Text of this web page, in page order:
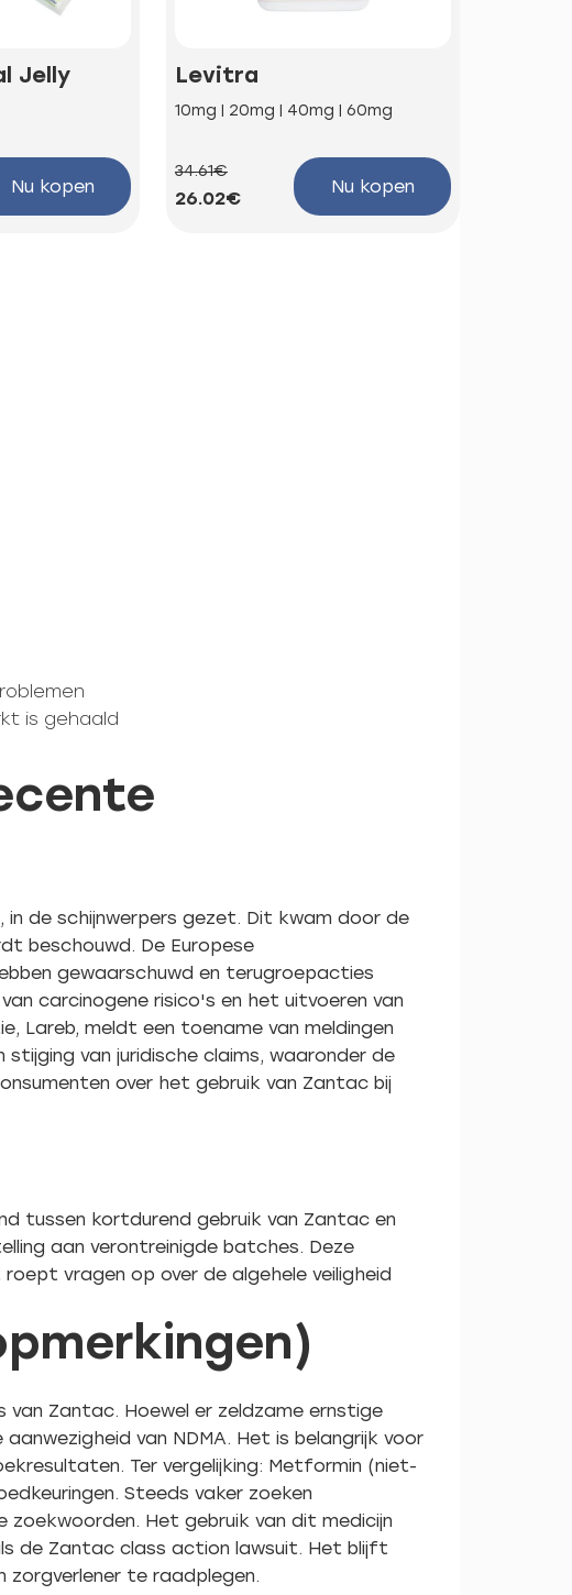
Jelly
Nu kopen
Levitra
10mg | 20mg | 40mg | 60mg
34.61€
26.02€
Nu kopen
is gehaald
de schijnwerpers gezet. Dit kwam door de
beschouwd. De Europese
gewaarschuwd en terugroepacties
carcinogene risico's en het uitvoeren van
Lareb, meldt een toename van meldingen
van juridische claims, waaronder de
over het gebruik van Zantac bij
tussen kortdurend gebruik van Zantac en
aan verontreinigde batches. Deze
vragen op over de algehele veiligheid
van Zantac. Hoewel er zeldzame ernstige
van NDMA. Het is belangrijk voor
Ter vergelijking: Metformin (niet-
Steeds vaker zoeken
Het gebruik van dit medicijn
de Zantac class action lawsuit. Het blijft
te raadplegen.